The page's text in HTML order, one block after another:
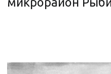
Сегодня на месте, где
В Рыбинске создан